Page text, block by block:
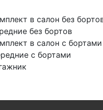
в салон без
без бортов
в салон с бортами
с бортами